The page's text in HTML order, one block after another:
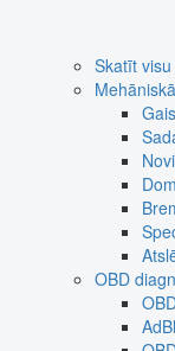
Skatīt
OBD